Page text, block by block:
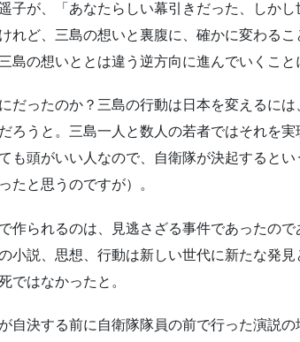
子が、「あなたらしい幕引きだった、しか
れど、三島の想いと裏腹に、確かに変わる
島の想いととは違う逆方向に進んでいくこと
だったのか？三島の行動は日本を変えるに
ろうと。三島一人と数人の若者ではそれを
も頭がいい人なので、自衛隊が決起するとい
たと思うのですが）。
作られるのは、見逃さざる事件であったので
小説、思想、行動は新しい世代に新たな発
ではなかったと。
自決する前に自衛隊隊員の前で行った演説の